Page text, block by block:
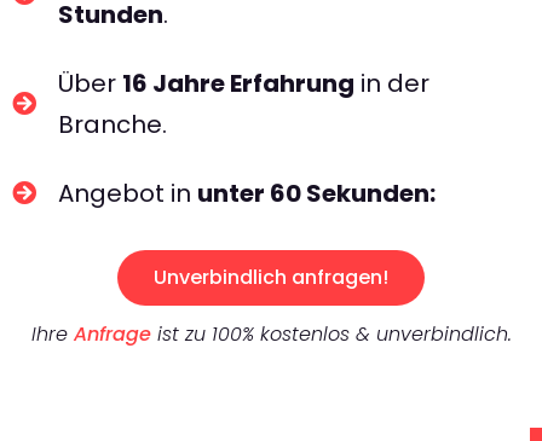
Stunden.
Über 16 Jahre Erfahrung in der
Branche.
Angebot in unter 60 Sekunden:
Unverbindlich anfragen!
Ihre Anfrageist zu 100% kostenlos & unverbindlich.